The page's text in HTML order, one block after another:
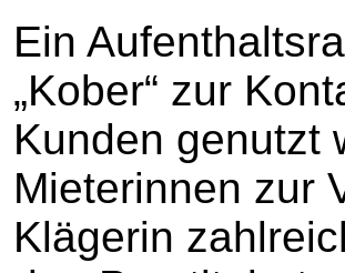
Ein
„Kober“ zur
Kunden genutzt
Mieterinnen zur
Klägerin